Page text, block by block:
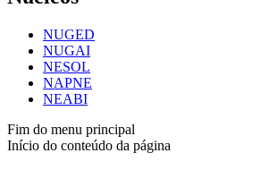
NUGED
NUGAI
NESOL
NAPNE
NEABI
Fim do menu principal
Início do conteúdo da página